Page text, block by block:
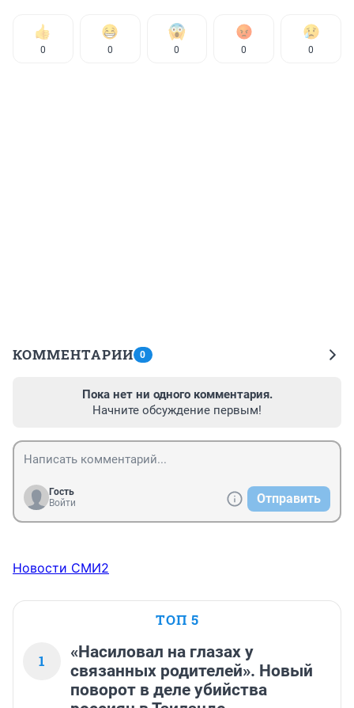
0 0 0 0 0
КОММЕНТАРИИ 0
Пока нет ни одного комментария.
Начните обсуждение первым!
Гость
Войти
Отправить
Новости СМИ2
ТОП 5
1
«Насиловал на глазах у
связанных родителей». Новый
поворот в деле убийства